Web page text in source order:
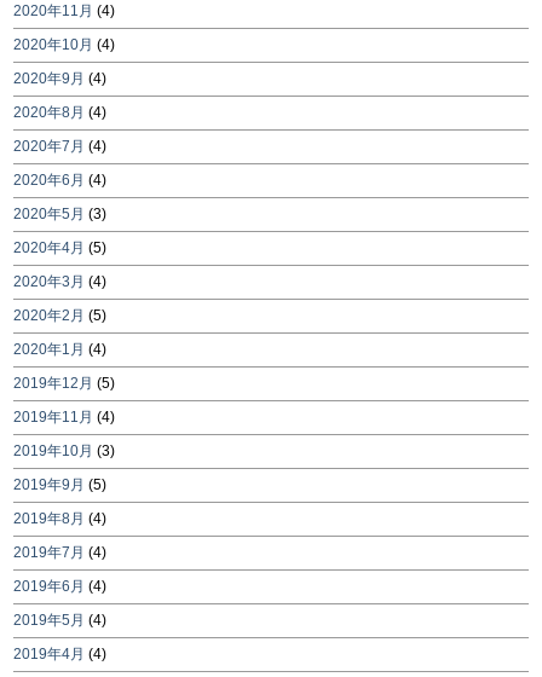
2020年11月 (4)
2020年10月 (4)
2020年9月 (4)
2020年8月 (4)
2020年7月 (4)
2020年6月 (4)
2020年5月 (3)
2020年4月 (5)
2020年3月 (4)
2020年2月 (5)
2020年1月 (4)
2019年12月 (5)
2019年11月 (4)
2019年10月 (3)
2019年9月 (5)
2019年8月 (4)
2019年7月 (4)
2019年6月 (4)
2019年5月 (4)
2019年4月 (4)